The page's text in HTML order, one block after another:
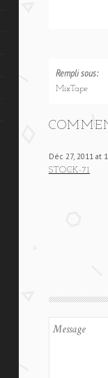
Rempli sous:
MixTape
Déc 27, 2011 at
STOCK-71